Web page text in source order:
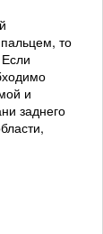
то
и
заднего